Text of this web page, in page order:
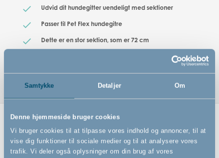
Samtykke Detaljer Om
Denne hjemmeside bruger cookies
Vi bruger cookies til at tilpasse vores indhold og annoncer, til at
vise dig funktioner til sociale medier og til at analysere vores
trafik. Vi deler også oplysninger om din brug af vores
Udvid dit hundegitter uendeligt med sektioner
Passer til Pet Flex hundegitre
Dette er en stor sektion, som er 72 cm
Relaterede produkter